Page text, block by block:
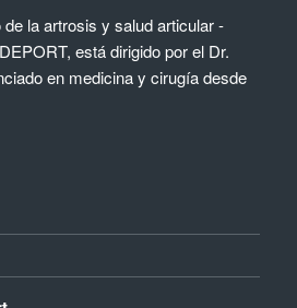
la artrosis y salud articular -
está dirigido por el Dr.
en medicina y cirugía desde